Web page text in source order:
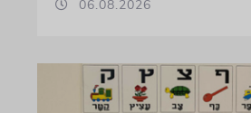
06.08.2026